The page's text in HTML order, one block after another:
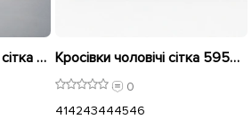
Кросівки чоловічі літні сітка 594387 Бежеві Кросівки чоловічі сітка 595410 Чорний
0
414243444546